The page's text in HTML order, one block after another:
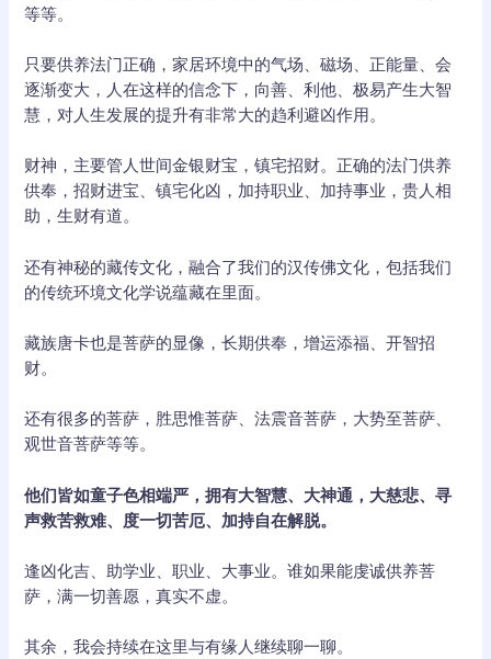
等等。
只要供养法门正确，家居环境中的气场、磁场、正能量、会
逐渐变大，人在这样的信念下，向善、利他、极易产生大智
慧，对人生发展的提升有非常大的趋利避凶作用。
财神，主要管人世间金银财宝，镇宅招财。正确的法门供养
供奉，招财进宝、镇宅化凶，加持职业、加持事业，贵人相
助，生财有道。
还有神秘的藏传文化，融合了我们的汉传佛文化，包括我们
的传统环境文化学说蕴藏在里面。
藏族唐卡也是菩萨的显像，长期供奉，增运添福、开智招
财。
还有很多的菩萨，胜思惟菩萨、法震音菩萨，大势至菩萨、
观世音菩萨等等。
他们皆如童子色相端严，拥有大智慧、大神通，大慈悲、寻
声救苦救难、度一切苦厄、加持自在解脱。
逢凶化吉、助学业、职业、大事业。谁如果能虔诚供养菩
萨，满一切善愿，真实不虚。
其余，我会持续在这里与有缘人继续聊一聊。